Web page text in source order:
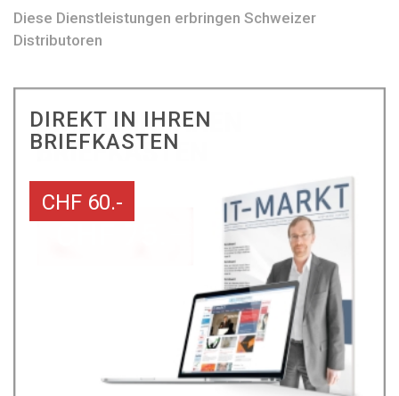
Diese Dienstleistungen erbringen Schweizer
Distributoren
DIREKT IN IHREN
BRIEFKASTEN
CHF 60.-